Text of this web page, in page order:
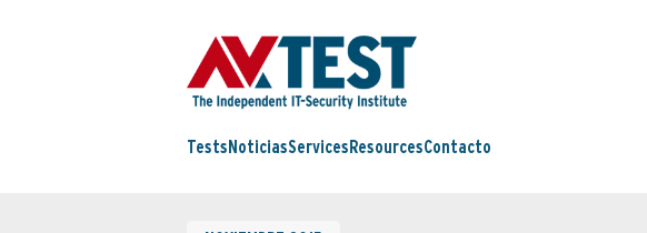
Tests NoticiasServices ResourcesContacto